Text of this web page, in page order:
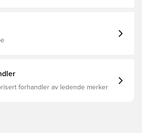
forhandler av ledende merker